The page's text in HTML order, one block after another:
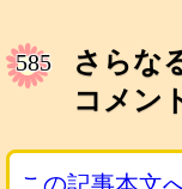
585
さらな
コメン